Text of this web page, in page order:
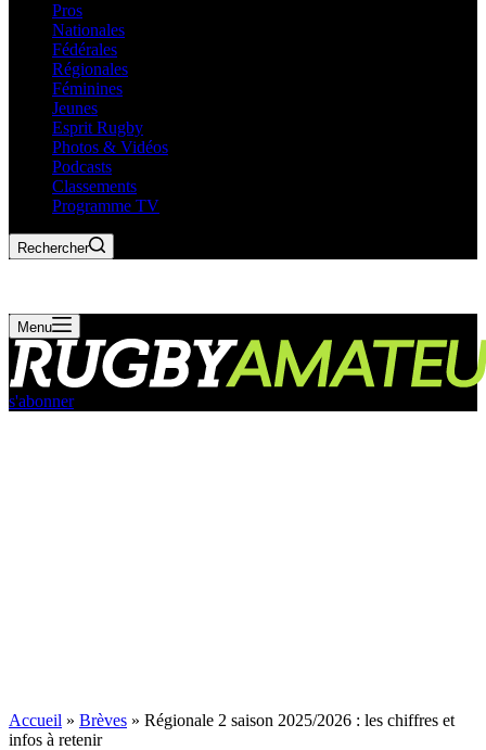
Pros
Nationales
Fédérales
Régionales
Féminines
Jeunes
Esprit Rugby
Photos & Vidéos
Podcasts
Classements
Programme TV
Rechercher
Menu
s'abonner
Accueil » Brèves » Régionale 2 saison 2025/2026 : les chiffres et
infos à retenir